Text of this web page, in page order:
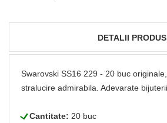
DETALII PRODUS
Swarovski SS16 229 - 20 buc
stralucire admirabila. Adevarate
LCantitate: 20 buc